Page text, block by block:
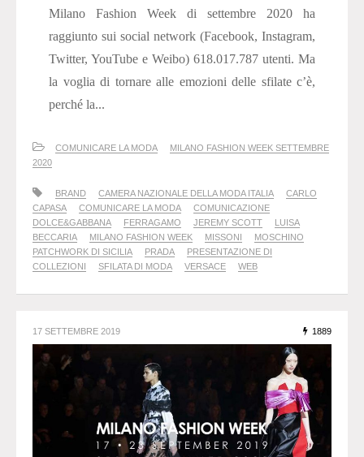
Milano Fashion Week di settembre 2020 ha
raggiunto sui social network (Facebook, Instagram,
Twitter, YouTube e Weibo) 618.017.787 utenti. Ma
la voglia di tornare alle emozioni delle sfilate c’è,
perché la...
COMUNICARE LA MODA
MILANO FASHION WEEK SETTEMBRE
2020
BRAND CAMERA NAZIONALE DELLA MODA ITALIA
CARLO
CAPASA
COMUNICARE LA MODA
COMUNICAZIONE
DOLCE&GABBANA
FERRAGAMO JEREMY SCOTT
LUISA
BECCARIA
MILANO FASHION WEEK MISSONI
MOSCHINO
PATCHWORK DI SICILIA
PRADA
PRESENTAZIONE DI
COLLEZIONI
SFILATA DI MODA VERSACE WEB
17 SETTEMBRE 2019 1889